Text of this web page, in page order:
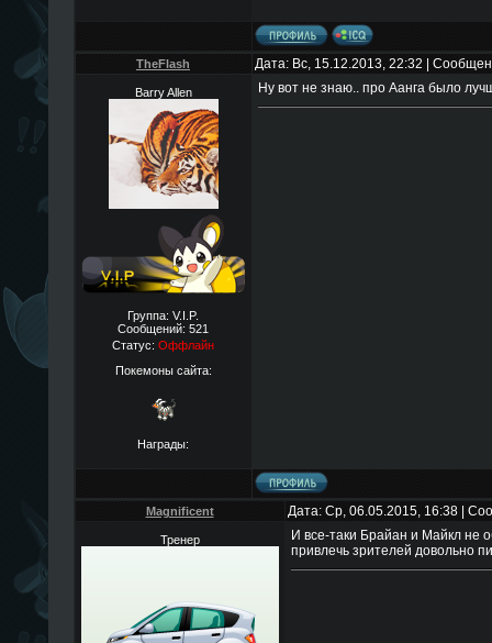
TheFlаsh Дата: Вс, 15.12.2013, 22:32 |
Barry Allen
Группа: V.I.P.
Сообщений: 521
Статус: Оффлайн
Покемоны сайта:
Награды:
Ну вот не знаю.. про Аанга было
Magnificent Дата: Ср, 06.05.2015, 16:38 |
Тренер
И все-таки Брайан и Майкл не
привлечь зрителей довольно